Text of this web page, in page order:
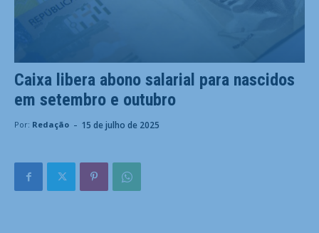
Caixa libera abono salarial para nascidos
em setembro e outubro
Por: Redação - 15 de julho de 2025